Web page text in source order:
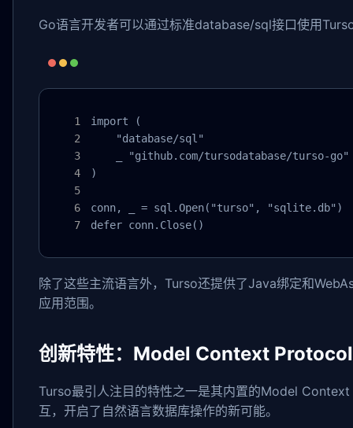
Go语言开发者可以通过标准database/sql接口使用
import (
    "database/sql"
    _ "github.com/tursodatabase/turso-go"
)
conn, _ = sql.Open("turso", "sqlite.db")
defer conn.Close()
除了这些主流语言外，Turso还提供了Java绑定和
应用范围。
创新特性：Model Context
Turso最引人注目的特性之一是其内置的Model
互，开启了自然语言数据库操作的新可能。